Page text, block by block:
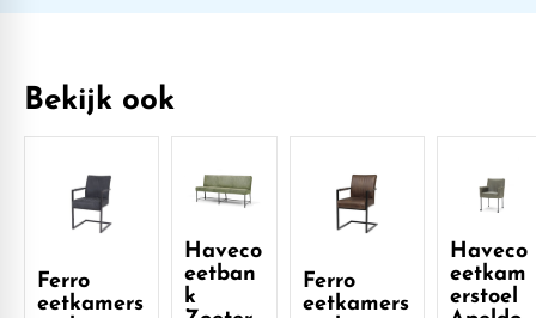
Bekijk ook
Ferro
eetkamers
Haveco
eetban
k
Ferro
eetkamers
Haveco
eetkam
erstoel